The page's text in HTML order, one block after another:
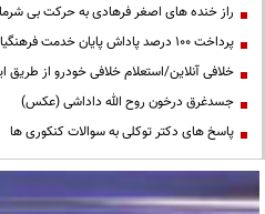
راز خنده های اصغر فرهادی به حرکت بی
پرداخت ۱۰۰ درصد پاداش پایان خدمت فرهنگیان
خلافی آنلاین/استعلام خلافی خودرو از طریق
جسدغرق درخون روح الله داداشی (عکس)
پاسخ های دکتر توکلی به سوالات کنکوری ها